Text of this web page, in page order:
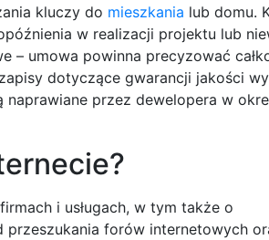
kluczy do mieszkania lub domu.
w realizacji projektu lub
– umowa powinna precyzować
dotyczące gwarancji jakości
przez dewelopera w
i usługach, w tym także o
forów internetowych